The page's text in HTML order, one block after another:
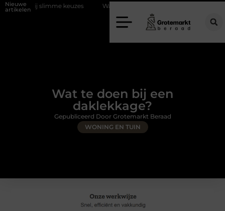
Nieuwe
artikelenkeuzes Waarom kiezen voor een rijschool in Utrecht?
Wat te doen bij een
daklekkage?
WONING EN TUIN
Gepubliceerd Door Grotemarkt Beraad